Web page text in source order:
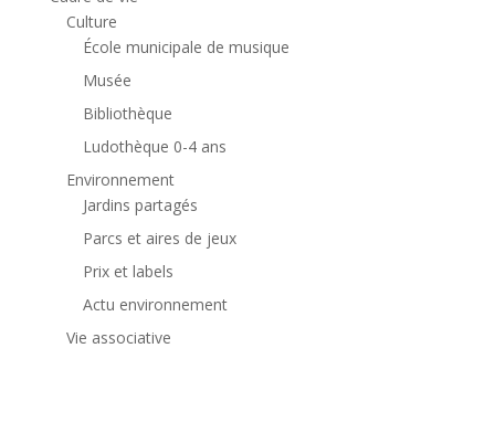
Culture
École municipale de musique
Musée
Bibliothèque
Ludothèque 0-4 ans
Environnement
Jardins partagés
Parcs et aires de jeux
Prix et labels
Actu environnement
Vie associative